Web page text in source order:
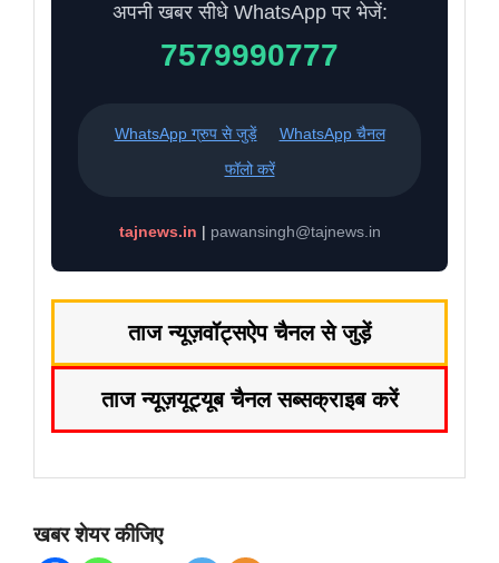
अपनी खबर सीधे WhatsApp पर भेजें:
7579990777
WhatsApp ग्रुप से जुड़ें
WhatsApp चैनल
फॉलो करें
tajnews.in | pawansingh@tajnews.in
ताज न्यूज़वॉट्सऐप चैनल से जुड़ें
ताज न्यूज़यूट्यूब चैनल सब्सक्राइब करें
खबर शेयर कीजिए